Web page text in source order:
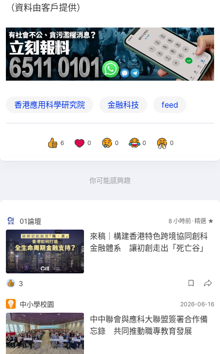
（資料由客戶提供）
香港應用科學研究院 金融科技 feed
6 0 0 0 0
你可能感興趣
01論壇 8 小時前 精選 ★
來稿｜構建香港特色跨境協同創科
金融體系 讓初創走出「死亡谷」
3
中小學校園 2026-06-16
中中聯會與應科大聯盟簽署合作備
忘錄 共同推動職專教育發展